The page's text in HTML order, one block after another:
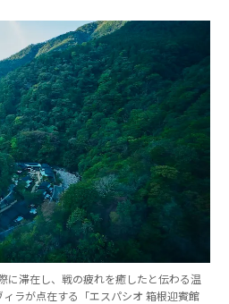
に滞在し、戦の疲れを癒したと伝わる温
ラが点在する「エスパシオ 箱根迎賓館